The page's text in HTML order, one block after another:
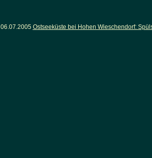
06.07.2005 Ostseeküste bei Hohen Wieschendorf: